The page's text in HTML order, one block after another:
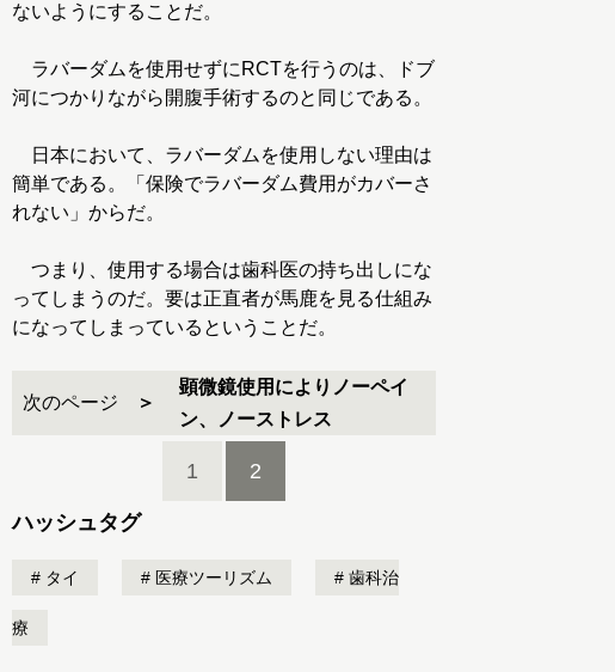
ないようにすることだ。
ラバーダムを使用せずにRCTを行うのは、ドブ
河につかりながら開腹手術するのと同じである。
日本において、ラバーダムを使用しない理由は
簡単である。「保険でラバーダム費用がカバーさ
れない」からだ。
つまり、使用する場合は歯科医の持ち出しにな
ってしまうのだ。要は正直者が馬鹿を見る仕組み
になってしまっているということだ。
次のページ
顕微鏡使用によりノーペイ
ン、ノーストレス
1 2
ハッシュタグ
タイ 医療ツーリズム 歯科治
療